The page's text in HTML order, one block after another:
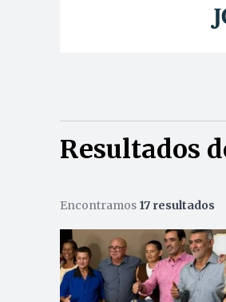
Resultados
Encontramos 17 resultados